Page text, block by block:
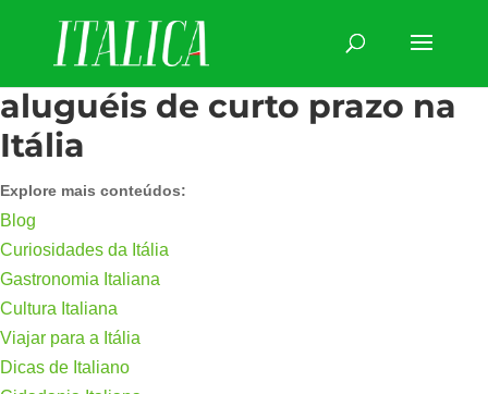
aluguéis de curto prazo na
Itália
Explore mais conteúdos:
Blog
Curiosidades da Itália
Gastronomia Italiana
Cultura Italiana
Viajar para a Itália
Dicas de Italiano